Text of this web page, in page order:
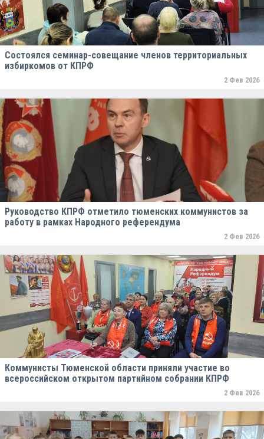
Состоялся семинар-совещание членов территориальных
избиркомов от КПРФ
2 Фев 2026
Руководство КПРФ отметило тюменских коммунистов за
работу в рамках Народного референдума
2 Фев 2026
Коммунисты Тюменской области приняли участие во
всероссийском открытом партийном собрании КПРФ
2 Фев 2026